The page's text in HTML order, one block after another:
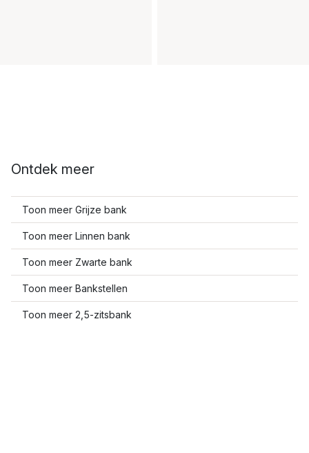
Ontdek meer
Toon meer Grijze bank
Toon meer Linnen bank
Toon meer Zwarte bank
Toon meer Bankstellen
Toon meer 2,5-zitsbank